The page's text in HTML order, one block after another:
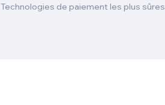
Technologies de paiement les plus sûres